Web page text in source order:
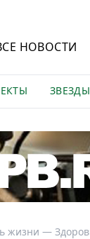
НОВОСТИ
ЗВЕЗДЫ
жизни —